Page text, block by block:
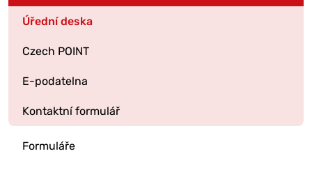
Úřední deska
Czech POINT
E-podatelna
Kontaktní formulář
Formuláře